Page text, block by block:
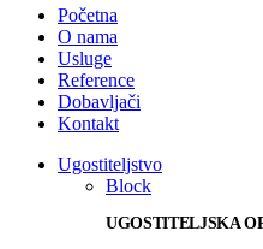
Početna
O nama
Usluge
Reference
Dobavljači
Kontakt
Ugostiteljstvo
Block
UGOSTITELJSKA